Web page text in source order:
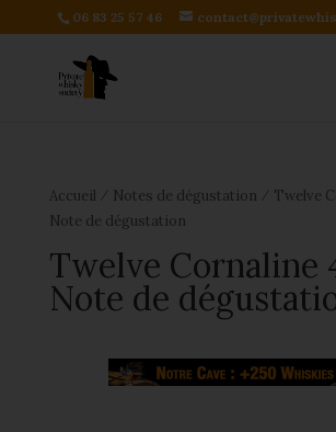
06 83 25 57 46
Accueil Notes de dégustation
Twelve
Note de dégustation
Twelve Cornaline
Note de